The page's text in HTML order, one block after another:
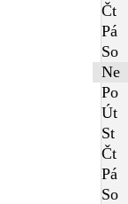
Čt
Pá
So
Ne
Po
Út
St
Čt
Pá
So